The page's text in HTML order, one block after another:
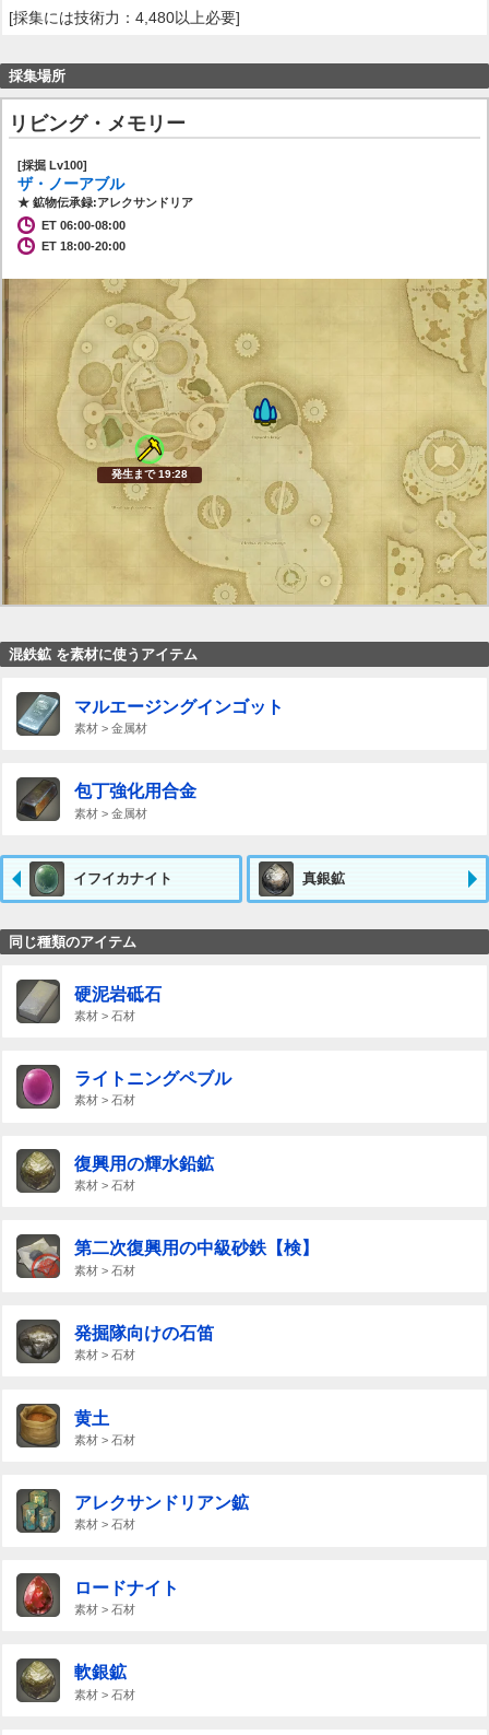
[採集には技術力：4,480以上必要]
採集場所
リビング・メモリー
[採掘 Lv100]
ザ・ノーアブル
★ 鉱物伝承録:アレクサンドリア
ET 06:00-08:00
ET 18:00-20:00
発生まで 19:27
混鉄鉱 を素材に使うアイテム
マルエージングインゴット
素材 > 金属材
包丁強化用合金
素材 > 金属材
イフイカナイト 真銀鉱
同じ種類のアイテム
硬泥岩砥石
素材 > 石材
ライトニングペブル
素材 > 石材
復興用の輝水鉛鉱
素材 > 石材
第二次復興用の中級砂鉄【検】
素材 > 石材
発掘隊向けの石笛
素材 > 石材
黄土
素材 > 石材
アレクサンドリアン鉱
素材 > 石材
ロードナイト
素材 > 石材
軟銀鉱
素材 > 石材